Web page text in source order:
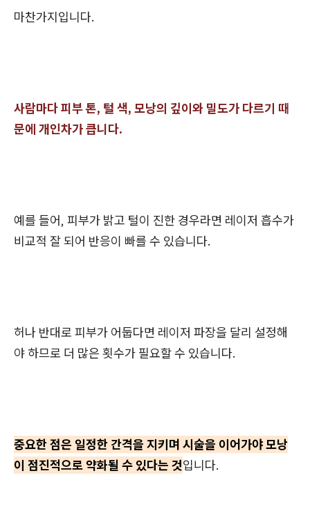
마찬가지입니다.
사람마다 피부 톤, 털 색, 모낭의 깊이와 밀도가 다르기 때
문에 개인차가 큽니다.
예를 들어, 피부가 밝고 털이 진한 경우라면 레이저 흡수가
비교적 잘 되어 반응이 빠를 수 있습니다.
허나 반대로 피부가 어둡다면 레이저 파장을 달리 설정해
야 하므로 더 많은 횟수가 필요할 수 있습니다.
중요한 점은 일정한 간격을 지키며 시술을 이어가야 모낭
이 점진적으로 약화될 수 있다는 것입니다.